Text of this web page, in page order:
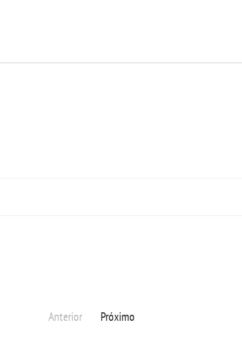
Anterior Próximo